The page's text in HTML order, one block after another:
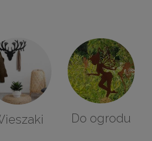
Do ogrodu